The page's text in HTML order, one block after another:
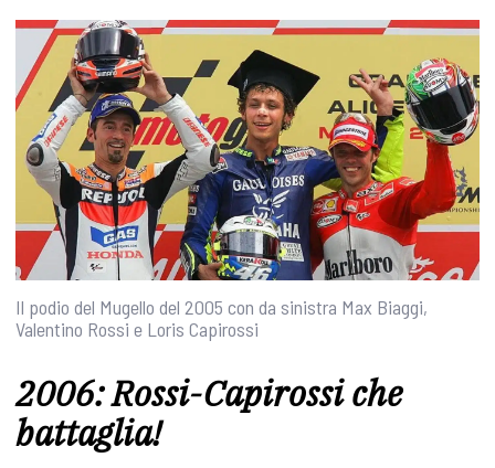
Il podio del Mugello del 2005 con da sinistra Max Biaggi,
Valentino Rossi e Loris Capirossi
2006: Rossi-Capirossi che
battaglia!